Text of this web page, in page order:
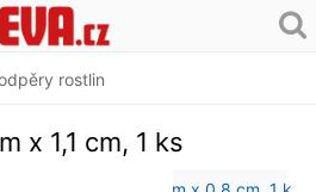
rostlin
x 1,1 cm, 1 ks